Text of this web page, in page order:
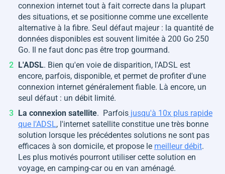
connexion internet tout à fait correcte dans la plupart
des situations, et se positionne comme une excellente
alternative à la fibre. Seul défaut majeur : la quantité de
données disponibles est souvent limitée à 200 Go 250
Go. Il ne faut donc pas être trop gourmand.
L'ADSL. Bien qu'en voie de disparition, l'ADSL est
encore, parfois, disponible, et permet de profiter d'une
connexion internet généralement fiable. Là encore, un
seul défaut : un débit limité.
La connexion satellite. Parfois jusqu'à 10x plus rapide
que l'ADSL, l'internet satellite constitue une très bonne
solution lorsque les précédentes solutions ne sont pas
efficaces à son domicile, et propose le meilleur débit.
Les plus motivés pourront utiliser cette solution en
voyage, en camping-car ou en van aménagé.